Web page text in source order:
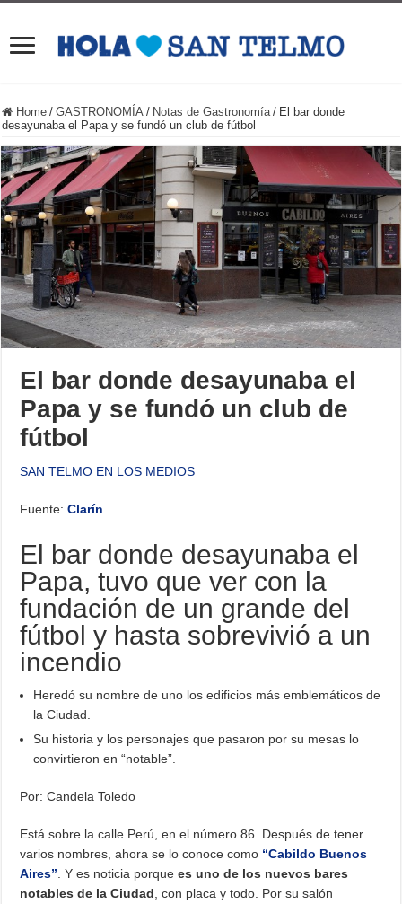
Home / GASTRONOMÍA / Notas de Gastronomía / El bar donde
desayunaba el Papa y se fundó un club de fútbol
El bar donde desayunaba el
Papa y se fundó un club de
fútbol
SAN TELMO EN LOS MEDIOS
Fuente:Clarín
El bar donde desayunaba el
Papa, tuvo que ver con la
fundación de un grande del
fútbol y hasta sobrevivió a un
incendio
Heredó su nombre de uno los edificios más emblemáticos de
la Ciudad.
Su historia y los personajes que pasaron por su mesas lo
convirtieron en “notable”.
Por: Candela Toledo
Está sobre la calle Perú, en el número 86. Después de tener
varios nombres, ahora se lo conoce como “Cabildo Buenos
Aires” . Y es noticia porquees uno de los nuevos bares
notables de la Ciudad , con placa y todo. Por su salón